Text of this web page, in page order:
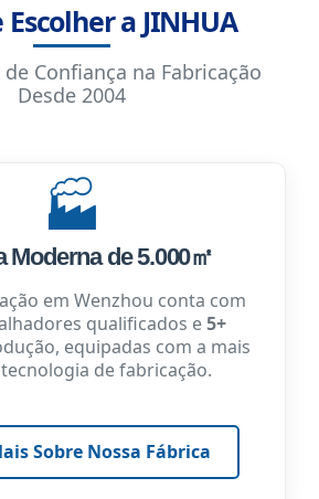
Escolher a JINHUA
Confiança na Fabricação
Desde 2004
🏭
Moderna de 5.000㎡
em Wenzhou conta com
qualificados e5+
equipadas com a mais
de fabricação.
Sobre Nossa Fábrica